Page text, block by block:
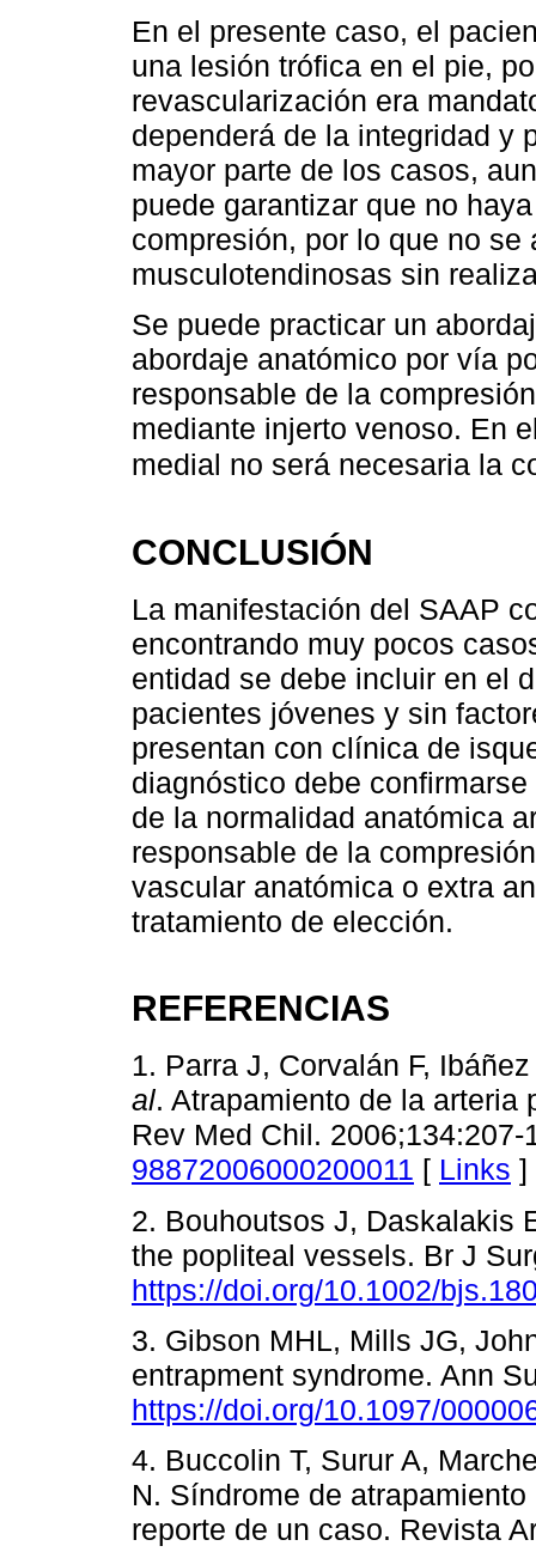
En el presente caso, el
una lesión trófica en el pie,
revascularización era
dependerá de la integridad y
mayor parte de los casos,
puede garantizar que no
compresión, por lo que no
musculotendinosas sin
Se puede practicar un
abordaje anatómico por vía
responsable de la
mediante injerto venoso. En
medial no será necesaria la
CONCLUSIÓN
La manifestación del SAAP
encontrando muy pocos
entidad se debe incluir en el
pacientes jóvenes y sin
presentan con clínica de
diagnóstico debe
de la normalidad anatómica
responsable de la
vascular anatómica o extra
tratamiento de elección.
REFERENCIAS
1. Parra J, Corvalán F,
al. Atrapamiento de la
Rev Med Chil.
98872006000200011 [ Links ]
2. Bouhoutsos J, Daskalakis
the popliteal vessels. Br J
https://doi.org/10.1002/
3. Gibson MHL, Mills JG,
entrapment syndrome. Ann
https://doi.org/10.1097/
4. Buccolin T, Surur A,
N. Síndrome de
reporte de un caso. Revista